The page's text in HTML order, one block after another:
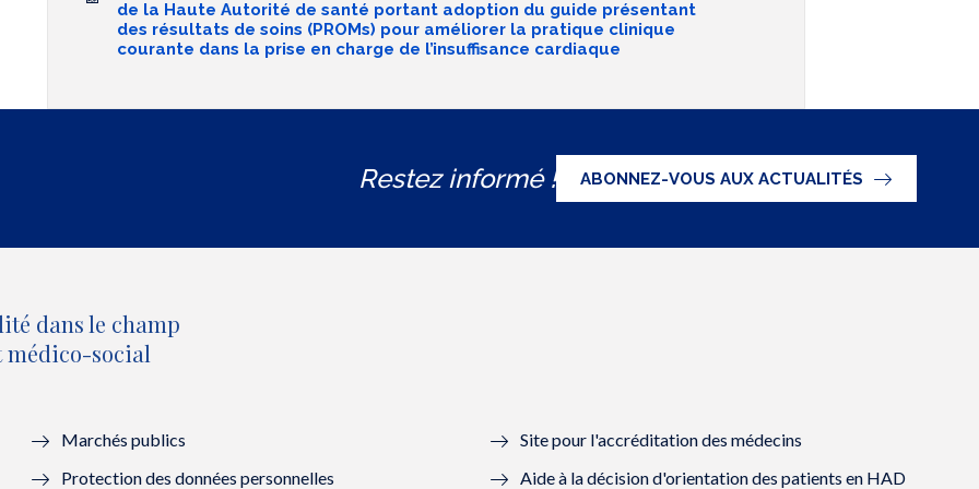
de la Haute Autorité de santé portant adoption du guide présentant
des résultats de soins (PROMs) pour améliorer la pratique clinique
courante dans la prise en charge de l’insuffisance cardiaque
Restez informé ! ABONNEZ-VOUS AUX ACTUALITÉS
dans le champ
médico-social
Marchés publics
Protection des données personnelles
Site pour l'accréditation des médecins
Aide à la décision d'orientation des patients en HAD